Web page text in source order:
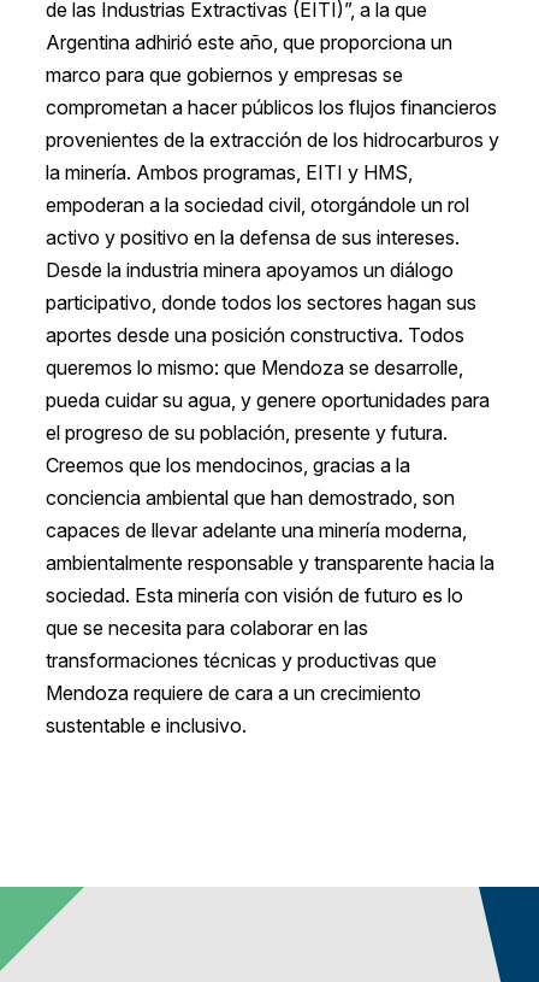
de las Industrias Extractivas (EITI)”, a la que
Argentina adhirió este año, que proporciona un
marco para que gobiernos y empresas se
comprometan a hacer públicos los flujos financieros
provenientes de la extracción de los hidrocarburos y
la minería. Ambos programas, EITI y HMS,
empoderan a la sociedad civil, otorgándole un rol
activo y positivo en la defensa de sus intereses.
Desde la industria minera apoyamos un diálogo
participativo, donde todos los sectores hagan sus
aportes desde una posición constructiva. Todos
queremos lo mismo: que Mendoza se desarrolle,
pueda cuidar su agua, y genere oportunidades para
el progreso de su población, presente y futura.
Creemos que los mendocinos, gracias a la
conciencia ambiental que han demostrado, son
capaces de llevar adelante una minería moderna,
ambientalmente responsable y transparente hacia la
sociedad. Esta minería con visión de futuro es lo
que se necesita para colaborar en las
transformaciones técnicas y productivas que
Mendoza requiere de cara a un crecimiento
sustentable e inclusivo.